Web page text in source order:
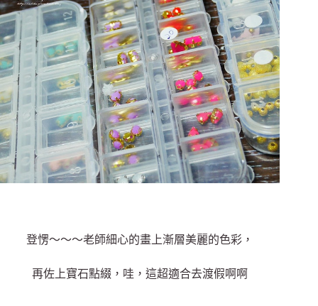
登愣～～～老師細心的畫上漸層美麗的色彩，
再佐上寶石點綴，哇，這超適合去渡假啊啊